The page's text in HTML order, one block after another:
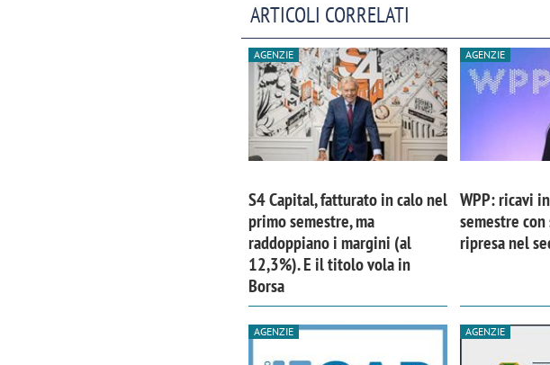
ARTICOLI CORRELATI
AGENZIE
S4 Capital, fatturato in calo nel
primo semestre, ma
raddoppiano i margini (al
12,3%). E il titolo vola in
Borsa
AGENZIE
WPP: ricavi
semestre
ripresa nel
AGENZIE AGENZIE
comunicazione crea un brand food:
«Marketing e prodotto devono
Emanuele Viora di Deloitte
«La creatività resta centrale,
amplificare il talento»